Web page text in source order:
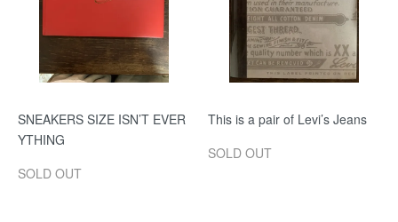
SNEAKERS SIZE ISN’T EVER
YTHING
SOLD OUT
This is a pair of Levi’s Jeans
SOLD OUT